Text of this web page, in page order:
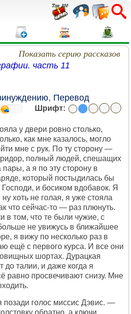
Показать серию рассказов
часть 11
, Перевод
Шрифт:
у двери ровно столько,
как мне казалось, могло
мне с рук. По ту сторону —
полный людей, спешащих
пары, а я по эту сторону в
который постыдилась бы
и босиком вдобавок. Я
хоть не голая, я уже стояла
что сейчас-то — раз плюнуть.
в том, что те были чужие, с
не увижусь в ближайшее
я вижу по несколько раз в
ещё с первого курса. И все они
шортах. Дурацкая
до талии, и даже когда я
равно просвечивают снизу. Мне
голос миссис Дэвис. —
обратно, а ключи